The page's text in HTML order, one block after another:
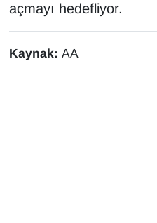
açmayı hedefliyor.
Kaynak: AA
Seri İlan
Sinema - TV